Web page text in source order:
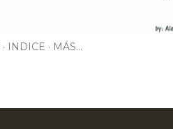
INDICE MÁS…